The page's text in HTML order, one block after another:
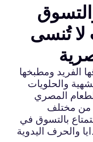
تُنسى
الفريد ومطبخها
والحلويات
المصري
من مختلف
بالتسوق في
والحرف اليدوية